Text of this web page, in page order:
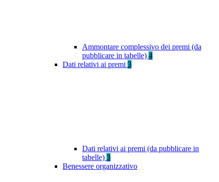
Ammontare complessivo dei premi (da
pubblicare in tabelle) 4
Dati relativi ai premi 3
Dati relativi ai premi (da pubblicare in
tabelle) 3
Benessere organizzativo